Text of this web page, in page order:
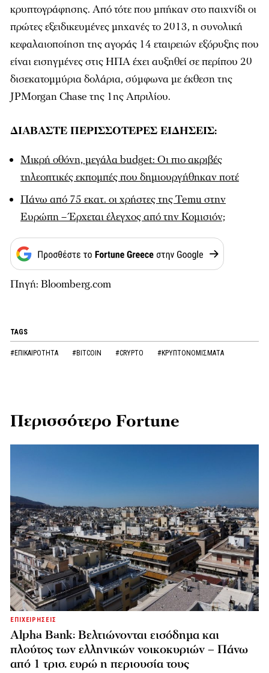
κρυπτογράφησης. Από τότε που μπήκαν στο παιχνίδι οι
πρώτες εξειδικευμένες μηχανές το 2013, η συνολική
κεφαλαιοποίηση της αγοράς 14 εταιρειών εξόρυξης που
είναι εισηγμένες στις ΗΠΑ έχει αυξηθεί σε περίπου 20
δισεκατομμύρια δολάρια, σύμφωνα με έκθεση της
JPMorgan Chase της 1ης Απριλίου.
ΔΙΑΒΑΣΤΕ ΠΕΡΙΣΣΟΤΕΡΕΣ ΕΙΔΗΣΕΙΣ:
Μικρή οθόνη, μεγάλα budget: Οι πιο ακριβές
τηλεοπτικές εκπομπές που δημιουργήθηκαν ποτέ
Πάνω από 75 εκατ. οι χρήστες της Temu στην
Ευρώπη – Έρχεται έλεγχος από την Κομισιόν;
Πηγή: Bloomberg.com
TAGS
#ΕΠΙΚΑΙΡΟΤΗΤΑ #BITCOIN #CRYPTO #ΚΡΥΠΤΟΝΟΜΙΣΜΑΤΑ
Περισσότερο Fortune
ΕΠΙΧΕΙΡΗΣΕΙΣ
Alpha Bank: Βελτιώνονται εισόδημα και
πλούτος των ελληνικών νοικοκυριών – Πάνω
από 1 τρισ. ευρώ η περιουσία τους